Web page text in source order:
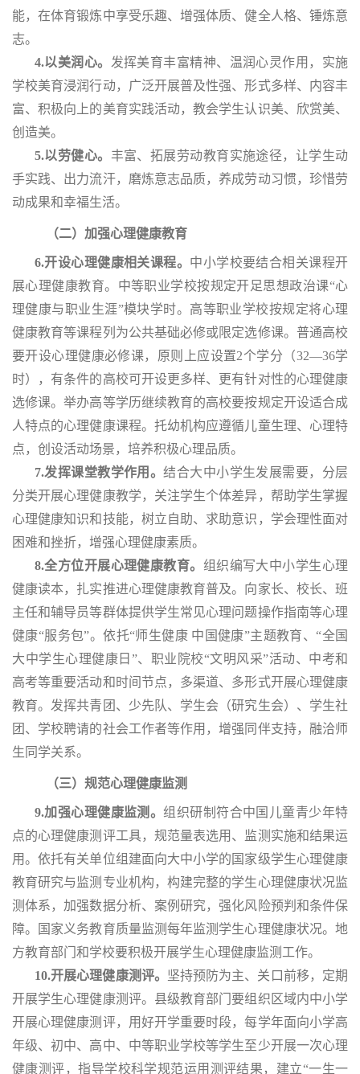
能，在体育锻炼中享受乐趣、增强体质、健全人格、锤炼意
志。
4.以美润心。 发挥美育丰富精神、温润心灵作用，实施
学校美育浸润行动，广泛开展普及性强、形式多样、内容丰
富、积极向上的美育实践活动，教会学生认识美、欣赏美、
创造美。
5.以劳健心。 丰富、拓展劳动教育实施途径，让学生动
手实践、出力流汗，磨炼意志品质，养成劳动习惯，珍惜劳
动成果和幸福生活。
（二）加强心理健康教育
6.开设心理健康相关课程。 中小学校要结合相关课程开
展心理健康教育。中等职业学校按规定开足思想政治课“心
理健康与职业生涯”模块学时。高等职业学校按规定将心理
健康教育等课程列为公共基础必修或限定选修课。普通高校
要开设心理健康必修课，原则上应设置2个学分（32—36学
时），有条件的高校可开设更多样、更有针对性的心理健康
选修课。举办高等学历继续教育的高校要按规定开设适合成
人特点的心理健康课程。托幼机构应遵循儿童生理、心理特
点，创设活动场景，培养积极心理品质。
7.发挥课堂教学作用。结合大中小学生发展需要，分层
分类开展心理健康教学，关注学生个体差异，帮助学生掌握
心理健康知识和技能，树立自助、求助意识，学会理性面对
困难和挫折，增强心理健康素质。
8.全方位开展心理健康教育。 组织编写大中小学生心理
健康读本，扎实推进心理健康教育普及。向家长、校长、班
主任和辅导员等群体提供学生常见心理问题操作指南等心理
健康“服务包”。依托“师生健康 中国健康”主题教育、“全国
大中学生心理健康日”、职业院校“文明风采”活动、中考和
高考等重要活动和时间节点，多渠道、多形式开展心理健康
教育。发挥共青团、少先队、学生会（研究生会）、学生社
团、学校聘请的社会工作者等作用，增强同伴支持，融洽师
生同学关系。
（三）规范心理健康监测
9.加强心理健康监测。 组织研制符合中国儿童青少年特
点的心理健康测评工具，规范量表选用、监测实施和结果运
用。依托有关单位组建面向大中小学的国家级学生心理健康
教育研究与监测专业机构，构建完整的学生心理健康状况监
测体系，加强数据分析、案例研究，强化风险预判和条件保
障。国家义务教育质量监测每年监测学生心理健康状况。地
方教育部门和学校要积极开展学生心理健康监测工作。
10.开展心理健康测评。 坚持预防为主、关口前移，定期
开展学生心理健康测评。县级教育部门要组织区域内中小学
开展心理健康测评，用好开学重要时段，每学年面向小学高
年级、初中、高中、中等职业学校等学生至少开展一次心理
健康测评，指导学校科学规范运用测评结果，建立“一生一